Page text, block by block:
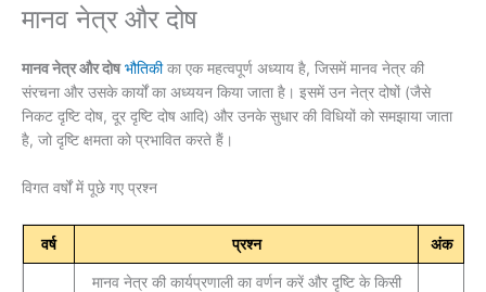
मानव नेत्र और दोष
मानव नेत्र और दोष भौतिकीका एक महत्वपूर्ण अध्याय है, जिसमें मानव नेत्र की
संरचना और उसके कार्यों का अध्ययन किया जाता है। इसमें उन नेत्र दोषों (जैसे
निकट दृष्टि दोष, दूर दृष्टि दोष आदि) और उनके सुधार की विधियों को समझाया जाता
है, जो दृष्टि क्षमता को प्रभावित करते हैं।
विगत वर्षों में पूछे गए प्रश्न
वर्ष प्रश्न अंक
मानव नेत्र की कार्यप्रणाली का वर्णन करें और दृष्टि के किसी